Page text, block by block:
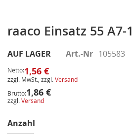
raaco Einsatz 55 A7-1
AUF LAGER Art.-Nr 105583
Netto:1,56 €
zzgl. MwSt., zzgl.Versand
Brutto:1,86 €
zzgl.Versand
Anzahl
der
Bildergalerie